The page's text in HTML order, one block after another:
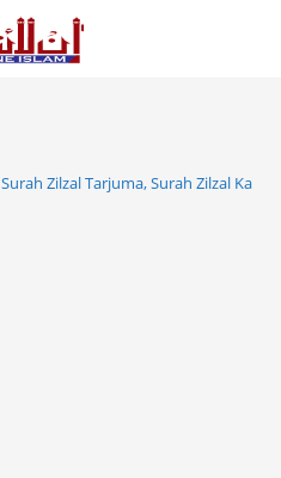
Surah Zilzal Tarjuma, Surah Zilzal Ka